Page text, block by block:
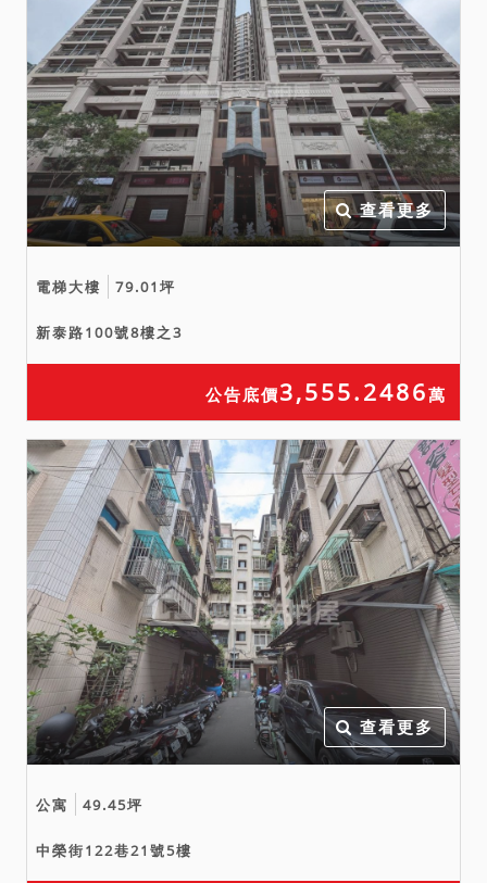
等事由，且該事由確實發生
於本案拍定前，縱已宣布拍
定，法院亦得撤銷拍定，無
息返還已繳交之款項，當事
人均不得異議，不同意者，
請勿參與投標應買。
查看更多
電梯大樓 79.01坪
新泰路100號8樓之3
公告底價3,555.2486萬
查看更多
公寓 49.45坪
中榮街122巷21號5樓